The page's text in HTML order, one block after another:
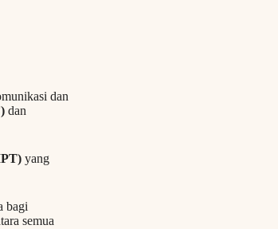
dan
dan
yang
bagi
semua